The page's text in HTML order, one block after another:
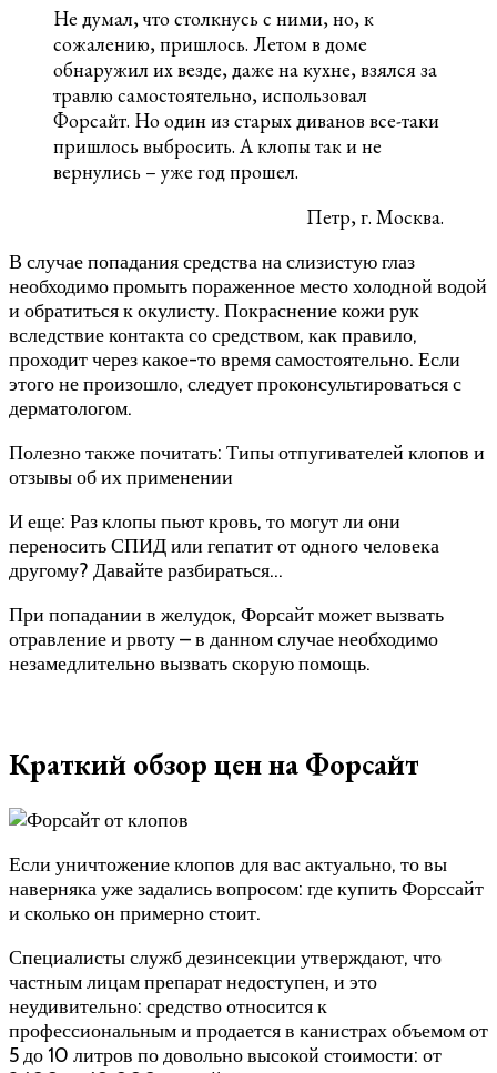
Не думал, что столкнусь с ними, но, к
сожалению, пришлось. Летом в доме
обнаружил их везде, даже на кухне, взялся за
травлю самостоятельно, использовал
Форсайт. Но один из старых диванов все-таки
пришлось выбросить. А клопы так и не
вернулись – уже год прошел.
Петр, г. Москва.
В случае попадания средства на слизистую глаз
необходимо промыть пораженное место холодной водой
и обратиться к окулисту. Покраснение кожи рук
вследствие контакта со средством, как правило,
проходит через какое-то время самостоятельно. Если
этого не произошло, следует проконсультироваться с
дерматологом.
Полезно также почитать: Типы отпугивателей клопов и
отзывы об их применении
И еще: Раз клопы пьют кровь, то могут ли они
переносить СПИД или гепатит от одного человека
другому? Давайте разбираться…
При попадании в желудок, Форсайт может вызвать
отравление и рвоту – в данном случае необходимо
незамедлительно вызвать скорую помощь.
Краткий обзор цен на Форсайт
Если уничтожение клопов для вас актуально, то вы
наверняка уже задались вопросом: где купить Форссайт
и сколько он примерно стоит.
Специалисты служб дезинсекции утверждают, что
частным лицам препарат недоступен, и это
неудивительно: средство относится к
профессиональным и продается в канистрах объемом от
5 до 10 литров по довольно высокой стоимости: от